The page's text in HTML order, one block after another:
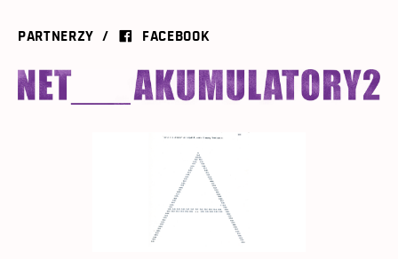
PARTNERZY FACEBOOK